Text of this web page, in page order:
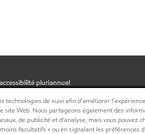
pluriannuel
technologies de suivi afin d'améliorer
Web. Nous partageons également des
de publicité et d'analyse, mais vous pouvez
facultatifs » ou en signalant les préférences